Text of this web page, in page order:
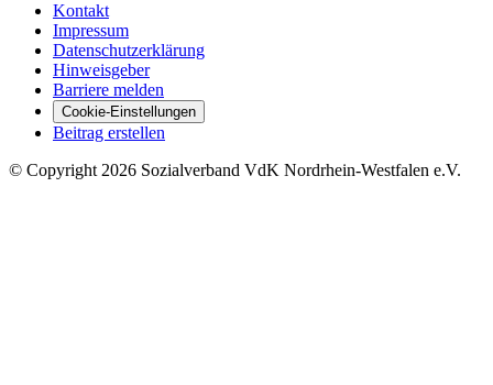
Kontakt
Impressum
Datenschutzerklärung
Hinweisgeber
Barriere melden
Cookie-Einstellungen
Beitrag erstellen
© Copyright 2026 Sozialverband VdK Nordrhein-Westfalen e.V.